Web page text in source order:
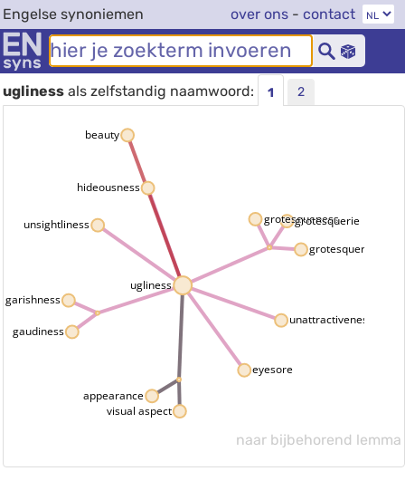
Engelse synoniemen over ons - contact
uglinessals zelfstandig naamwoord: 1 2
ugliness
appearance
visual aspect
unsightliness grotesqueness
grotesquerie
grotesquery
garishness
gaudiness
hideousness
unattractiveness
eyesore
beauty
naar bijbehorend lemma